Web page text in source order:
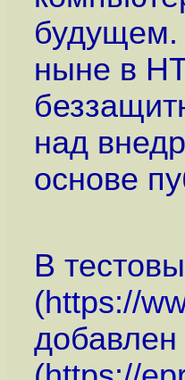
ныне в
над
основе
В
(https://